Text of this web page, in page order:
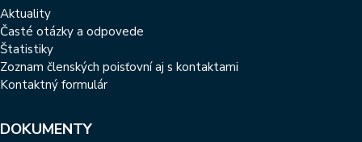
Aktuality
Časté otázky a odpovede
Štatistiky
Zoznam členských poisťovní aj s kontaktami
Kontaktný formulár
DOKUMENTY